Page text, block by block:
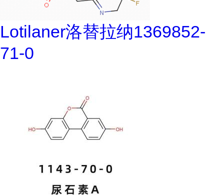
Lotilaner洛替拉纳1369852-
71-0